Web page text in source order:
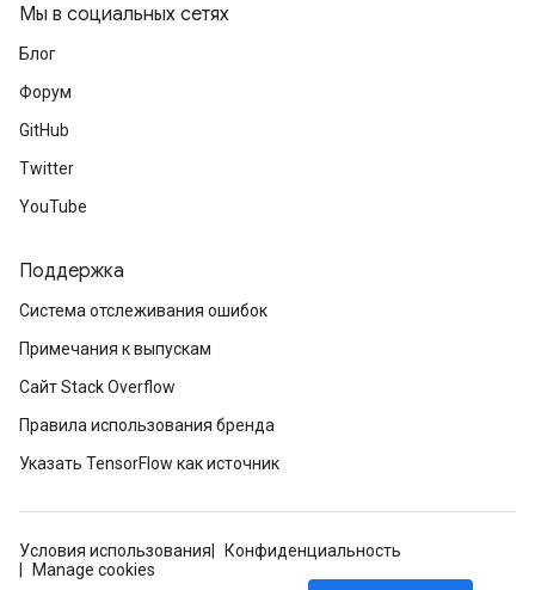
Мы в социальных сетях
Блог
Форум
GitHub
Twitter
YouTube
Поддержка
Система отслеживания ошибок
Примечания к выпускам
Сайт Stack Overflow
Правила использования бренда
Указать TensorFlow как источник
Условия использования
Конфиденциальность
Manage cookies